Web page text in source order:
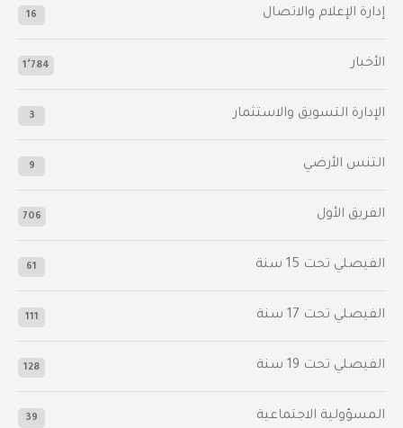
إدارة الإعلام والاتصال 16
الأخبار 1٬784
الإدارة التسويق والاستثمار 3
التنس الأرضي 9
الفريق الأول 706
الفيصلي‬⁩ تحت 15 سنة 61
‫الفيصلي‬⁩ تحت 17 سنة 111
الفيصلي‬⁩ تحت 19 سنة 128
المسؤولية الاجتماعية 39